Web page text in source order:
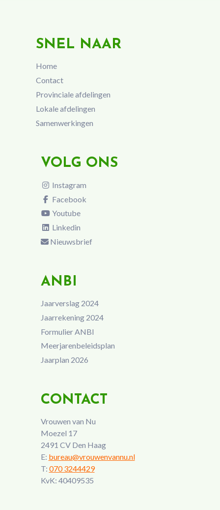
SNEL NAAR
Home
Contact
Provinciale afdelingen
Lokale afdelingen
Samenwerkingen
VOLG ONS
Instagram
Facebook
Youtube
Linkedin
Nieuwsbrief
ANBI
Jaarverslag 2024
Jaarrekening 2024
Formulier ANBI
Meerjarenbeleidsplan
Jaarplan 2026
CONTACT
Vrouwen van Nu
Moezel 17
2491 CV Den Haag
E: bureau@vrouwenvannu.nl
T: 070 3244429
KvK: 40409535